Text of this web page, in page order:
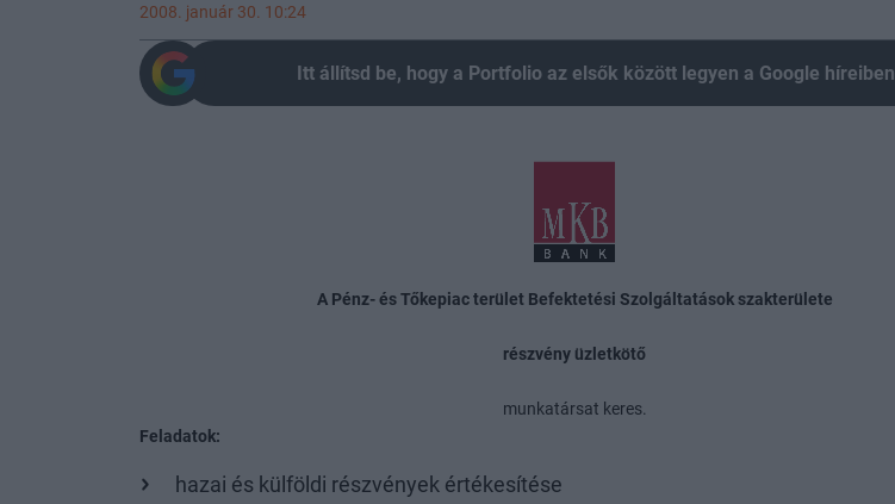
2008. január 30. 10:24
Itt állítsd be, hogy a Portfolio az elsők között legyen a Google híreiben
A Pénz- és Tőkepiac terület Befektetési Szolgáltatások szakterülete
részvény üzletkötő
munkatársat keres.
Feladatok:
hazai és külföldi részvények értékesítése